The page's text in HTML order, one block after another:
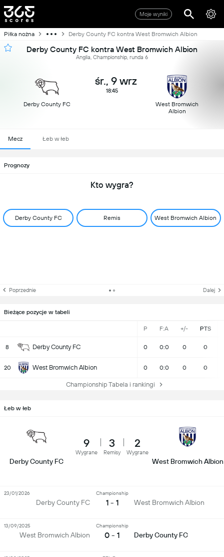
Moje wyniki
Piłka nożna Derby County FC kontra West Bromwich Albion
Derby County FC kontra West Bromwich Albion
Anglia, Championship, runda 6
Derby County FC
śr., 9 wrz
18:45
West Bromwich
Albion
Mecz Łeb w łeb
Prognozy
Kto wygra?
Derby County FC Remis West Bromwich Albion
Poprzednie Dalej
Bieżące pozycje w tabeli
P F:A +/- PTS
8 Derby County FC 0 0:0 0 0
20 West Bromwich Albion 0 0:0 0 0
Championship Tabela i rankingi
Łeb w łeb
Derby County FC
9
Wygrane
3
Remisy
2
Wygrane
West Bromwich Albion
Derby County FC
Championship
1 - 1 West Bromwich Albion
23/01/2026
West Bromwich Albion
Championship
0 - 1 Derby County FC
13/09/2025